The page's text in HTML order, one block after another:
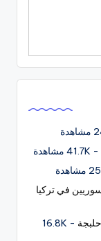
- 41.7K مشاهدة
في تركيا
- 16.8K